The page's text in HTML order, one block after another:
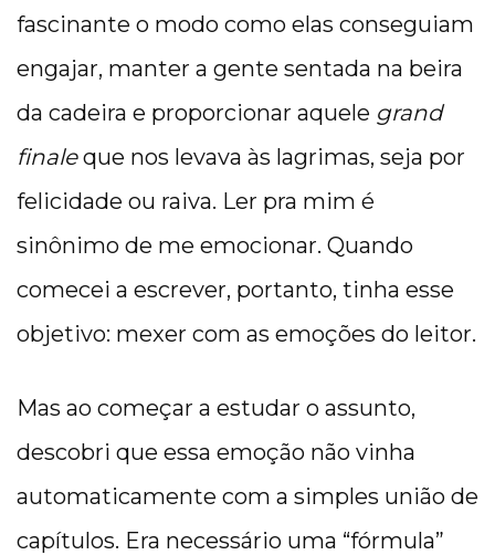
fascinante o modo como elas conseguiam
engajar, manter a gente sentada na beira
da cadeira e proporcionar aquele grand
finaleque nos levava às lagrimas, seja por
felicidade ou raiva. Ler pra mim é
sinônimo de me emocionar. Quando
comecei a escrever, portanto, tinha esse
objetivo: mexer com as emoções do leitor.
Mas ao começar a estudar o assunto,
descobri que essa emoção não vinha
automaticamente com a simples união de
capítulos. Era necessário uma “fórmula”